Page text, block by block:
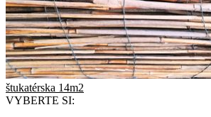
štukatérska 14m2
VYBERTE SI: